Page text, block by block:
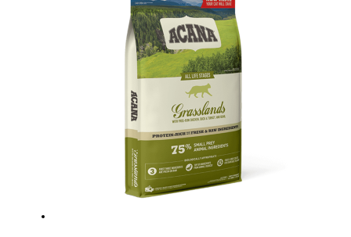
49,90 €
producto
tiene
múltiples
variantes.
Las
opciones
se
pueden
elegir
en